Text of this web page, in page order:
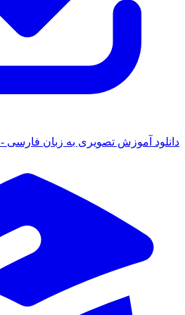
تصویری به زبان فارسی - کلیک کنید